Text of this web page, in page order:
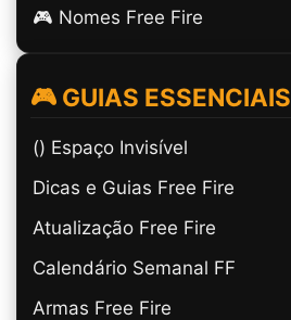
🎮 Nomes Free Fire
🎮 GUIAS ESSENCIAIS
(ㅤ) Espaço Invisível
Dicas e Guias Free Fire
Atualização Free Fire
Calendário Semanal FF
Armas Free Fire